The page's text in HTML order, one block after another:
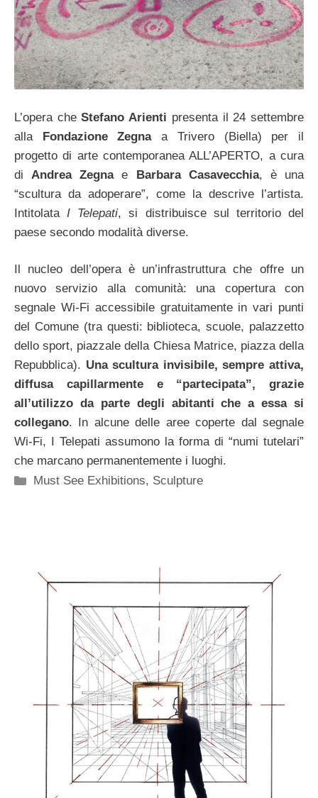
L’opera cheStefano Arienti presenta il 24 settembre
alla Fondazione Zegnaa Trivero (Biella) per il
progetto di arte contemporanea ALL’APERTO, a cura
diAndrea Zegnae Barbara Casavecchia, è una
“scultura da adoperare”, come la descrive l’artista.
IntitolataI Telepati, si distribuisce sul territorio del
paese secondo modalità diverse.
Il nucleo dell’opera è un’infrastruttura che offre un
nuovo servizio alla comunità: una copertura con
segnale Wi-Fi accessibile gratuitamente in vari punti
del Comune (tra questi: biblioteca, scuole, palazzetto
dello sport, piazzale della Chiesa Matrice, piazza della
Repubblica). Una scultura invisibile, sempre attiva,
diffusa capillarmente e “partecipata”, grazie
all’utilizzo da parte degli abitanti che a essa si
collegano. In alcune delle aree coperte dal segnale
Wi-Fi, I Telepati assumono la forma di “numi tutelari”
che marcano permanentemente i luoghi.
Categorie
Must See Exhibitions, Sculpture